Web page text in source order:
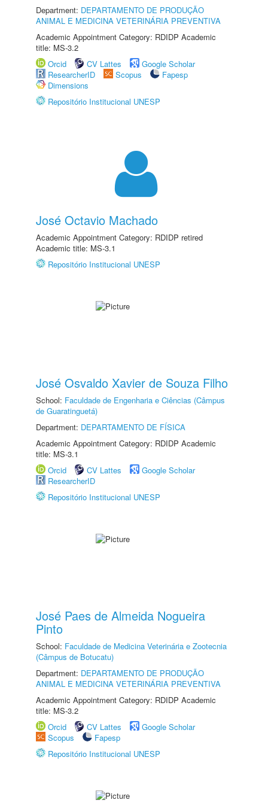
Department: DEPARTAMENTO DE PRODUÇÃO
ANIMAL E MEDICINA VETERINÁRIA PREVENTIVA
Academic Appointment Category: RDIDP Academic
title: MS-3.2
Orcid
CV Lattes
Google Scholar
ResearcherID
Scopus
Fapesp
Dimensions
Repositório Institucional UNESP
José Octavio Machado
Academic Appointment Category: RDIDP retired
Academic title: MS-3.1
Repositório Institucional UNESP
José Osvaldo Xavier de Souza Filho
School: Faculdade de Engenharia e Ciências (Câmpus
de Guaratinguetá)
Department: DEPARTAMENTO DE FÍSICA
Academic Appointment Category: RDIDP Academic
title: MS-3.1
Orcid
CV Lattes
Google Scholar
ResearcherID
Repositório Institucional UNESP
José Paes de Almeida Nogueira
Pinto
School: Faculdade de Medicina Veterinária e Zootecnia
(Câmpus de Botucatu)
Department: DEPARTAMENTO DE PRODUÇÃO
ANIMAL E MEDICINA VETERINÁRIA PREVENTIVA
Academic Appointment Category: RDIDP Academic
title: MS-3.2
Orcid
CV Lattes
Google Scholar
Scopus
Fapesp
Repositório Institucional UNESP